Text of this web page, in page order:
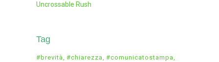
Uncrossable Rush
Tag
#brevità #chiarezza #comunicatostampa